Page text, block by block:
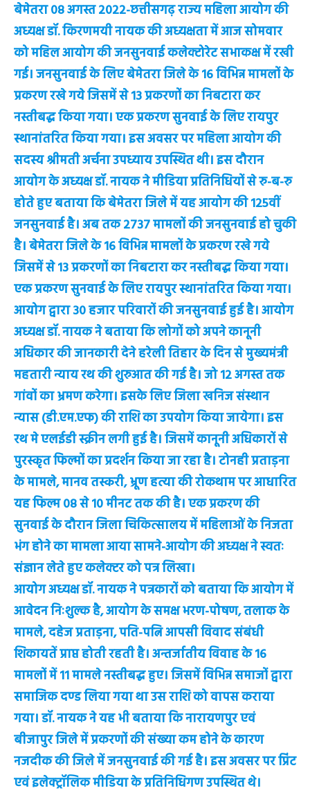
बेमेतरा 08 अगस्त 2022-छत्तीसगढ़ राज्य महिला आयोग की
अध्यक्ष डॉ. किरणमयी नायक की अध्यक्षता में आज सोमवार
को महिल आयोग की जनसुनवाई कलेक्टोरेट सभाकक्ष में रखी
गई। जनसुनवाई के लिए बेमेतरा जिले के 16 विभिन्न मामलों के
प्रकरण रखे गये जिसमें से 13 प्रकरणों का निबटारा कर
नस्तीबद्ध किया गया। एक प्रकरण सुनवाई के लिए रायपुर
स्थानांतरित किया गया। इस अवसर पर महिला आयोग की
सदस्य श्रीमती अर्चना उपध्याय उपस्थित थी। इस दौरान
आयोग के अध्यक्ष डॉ. नायक ने मीडिया प्रतिनिधियों से रु-ब-रु
होते हुए बताया कि बेमेतरा जिले में यह आयोग की 125वीं
जनसुनवाई है। अब तक 2737 मामलों की जनसुनवाई हो चुकी
है। बेमेतरा जिले के 16 विभिन्न मामलों के प्रकरण रखे गये
जिसमें से 13 प्रकरणों का निबटारा कर नस्तीबद्ध किया गया।
एक प्रकरण सुनवाई के लिए रायपुर स्थानांतरित किया गया।
आयोग द्वारा 30 हजार परिवारों की जनसुनवाई हुई है। आयोग
अध्यक्ष डॉ. नायक ने बताया कि लोगों को अपने कानूनी
अधिकार की जानकारी देने हरेली तिहार के दिन से मुख्यमंत्री
महतारी न्याय रथ की शुरुआत की गई है। जो 12 अगस्त तक
गांवों का भ्रमण करेगा। इसके लिए जिला खनिज संस्थान
न्यास (डी.एम.एफ) की राशि का उपयोग किया जायेगा। इस
रथ मे एलईडी स्क्रीन लगी हुई है। जिसमें कानूनी अधिकारों से
पुरस्कृत फिल्मों का प्रदर्शन किया जा रहा है। टोनही प्रताड़ना
के मामले, मानव तस्करी, भ्रूण हत्या की रोकथाम पर आधारित
यह फिल्म 08 से 10 मीनट तक की है। एक प्रकरण की
सुनवाई के दौरान जिला चिकित्सालय में महिलाओं के निजता
भंग होने का मामला आया सामने-आयोग की अध्यक्ष ने स्वतः
संज्ञान लेते हुए कलेक्टर को पत्र लिखा।
आयोग अध्यक्ष डॉ. नायक ने पत्रकारों को बताया कि आयोग में
आवेदन निःशुल्क है, आयोग के समक्ष भरण-पोषण, तलाक के
मामले, दहेज प्रताड़ना, पति-पत्नि आपसी विवाद संबंधी
शिकायतें प्राप्त होती रहती है। अन्तर्जातीय विवाह के 16
मामलों में 11 मामले नस्तीबद्ध हुए। जिसमें विभिन्न समाजों द्वारा
समाजिक दण्ड लिया गया था उस राशि को वापस कराया
गया। डॉ. नायक ने यह भी बताया कि नारायणपुर एवं
बीजापुर जिले में प्रकरणों की संख्या कम होने के कारण
नजदीक की जिले में जनसुनवाई की गई है। इस अवसर पर प्रिंट
एवं इलेक्ट्रॉलिक मीडिया के प्रतिनिधिगण उपस्थित थे।